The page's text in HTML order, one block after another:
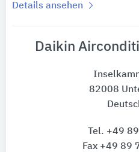
Details ansehen
Daikin
82008
Tel. +49
Fax +49 89